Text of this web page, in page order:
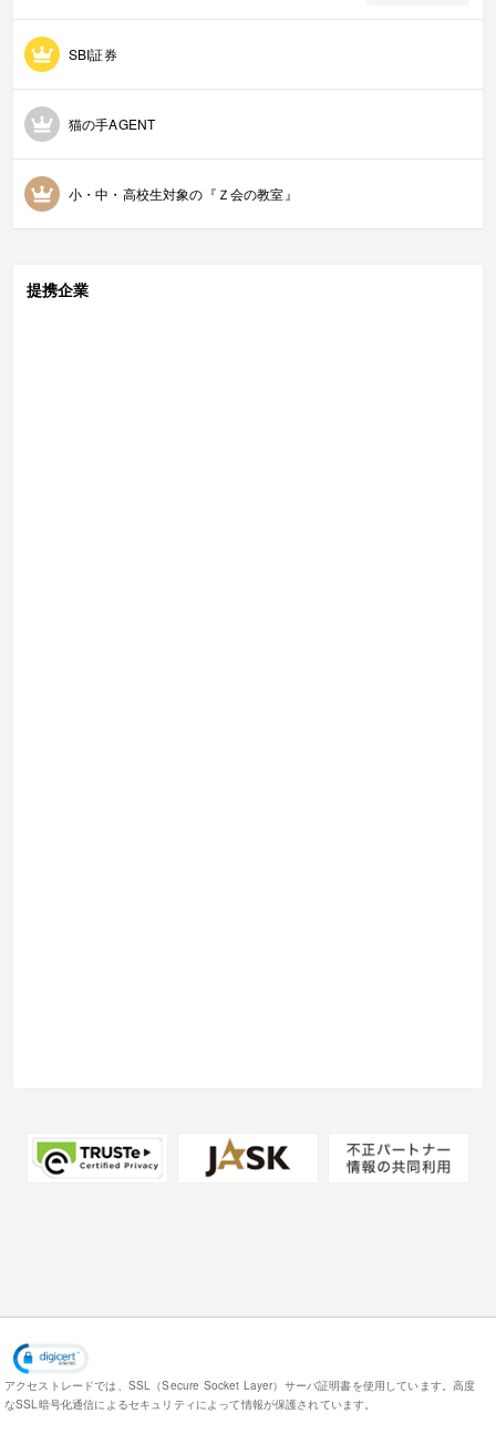
SBI証券
猫の手AGENT
小・中・高校生対象の『Ｚ会の教室』
提携企業
アクセストレードでは、SSL（Secure Socket Layer）サーバ証明書を使用しています。高度
なSSL暗号化通信によるセキュリティによって情報が保護されています。